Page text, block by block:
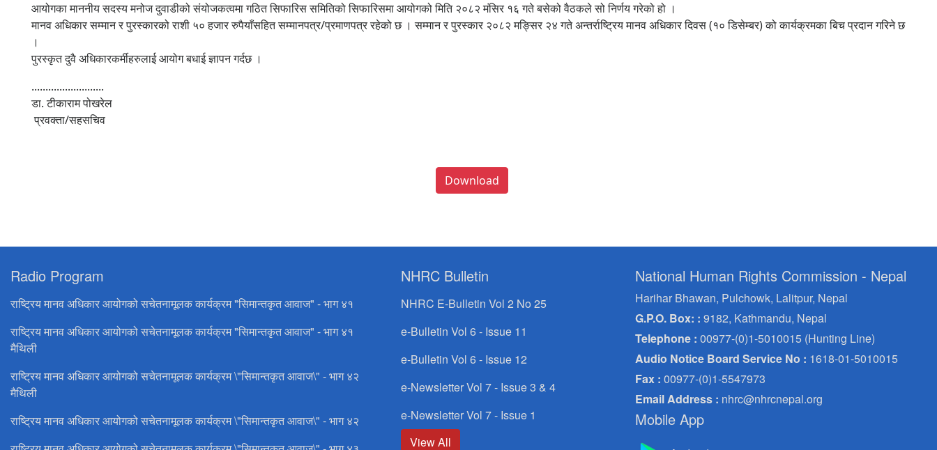
आयोगका माननीय सदस्य मनोज दुवाडीको संयोजकत्वमा गठित सिफारिस समितिको सिफारिसमा आयोगको मिति २०८२ मंसिर १६ गते बसेको वैठकले सो निर्णय गरेको हो ।
मानव अधिकार सम्मान र पुरस्कारको राशी ५० हजार रुपैयाँसहित सम्मानपत्र/प्रमाणपत्र रहेको छ । सम्मान र पुरस्कार २०८२ मङ्सिर २४ गते अन्तर्राष्ट्रिय मानव अधिकार दिवस (१० डिसेम्बर) को कार्यक्रमका बिच प्रदान गरिने छ
।
पुरस्कृत दुवै अधिकारकर्मीहरुलाई आयोग बधाई ज्ञापन गर्दछ ।
..........................
डा. टीकाराम पोखरेल
प्रवक्ता/सहसचिव
Download
Radio Program
राष्ट्रिय मानव अधिकार आयोगको सचेतनामूलक कार्यक्रम "सिमान्तकृत आवाज" - भाग ४१
राष्ट्रिय मानव अधिकार आयोगको सचेतनामूलक कार्यक्रम "सिमान्तकृत आवाज" - भाग ४१
मैथिली
राष्ट्रिय मानव अधिकार आयोगको सचेतनामूलक कार्यक्रम \"सिमान्तकृत आवाज\" - भाग ४२
मैथिली
राष्ट्रिय मानव अधिकार आयोगको सचेतनामूलक कार्यक्रम \"सिमान्तकृत आवाज\" - भाग ४२
NHRC Bulletin
NHRC E-Bulletin Vol 2 No 25
e-Bulletin Vol 6 - Issue 11
e-Bulletin Vol 6 - Issue 12
e-Newsletter Vol 7 - Issue 3 & 4
e-Newsletter Vol 7 - Issue 1
View All
National Human Rights Commission - Nepal
Harihar Bhawan, Pulchowk, Lalitpur, Nepal
G.P.O. Box: : 9182, Kathmandu, Nepal
Telephone : 00977-(0)1-5010015 (Hunting Line)
Audio Notice Board Service No : 1618-01-5010015
Fax : 00977-(0)1-5547973
Email Address : nhrc@nhrcnepal.org
Mobile App